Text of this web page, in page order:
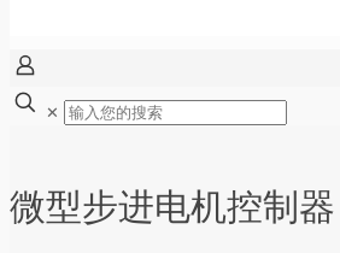
✕
微型步进电机控制器